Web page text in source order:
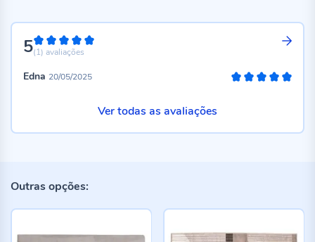
5100%
(1) avaliações
Edna 20/05/2025
Ver todas as avaliações
Outras opções: